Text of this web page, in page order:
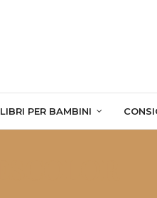
LIBRI PER BAMBINI